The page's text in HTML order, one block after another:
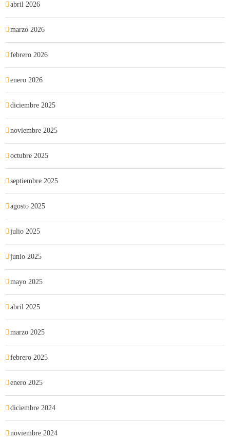
abril 2026
marzo 2026
febrero 2026
enero 2026
diciembre 2025
noviembre 2025
octubre 2025
septiembre 2025
agosto 2025
julio 2025
junio 2025
mayo 2025
abril 2025
marzo 2025
febrero 2025
enero 2025
diciembre 2024
noviembre 2024